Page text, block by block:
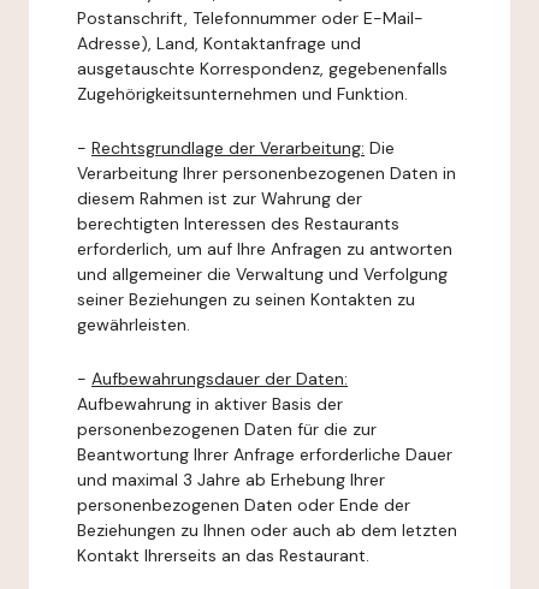
Postanschrift, Telefonnummer oder E-Mail-
Adresse), Land, Kontaktanfrage und
ausgetauschte Korrespondenz, gegebenenfalls
Zugehörigkeitsunternehmen und Funktion.
- Rechtsgrundlage der Verarbeitung: Die
Verarbeitung Ihrer personenbezogenen Daten in
diesem Rahmen ist zur Wahrung der
berechtigten Interessen des Restaurants
erforderlich, um auf Ihre Anfragen zu antworten
und allgemeiner die Verwaltung und Verfolgung
seiner Beziehungen zu seinen Kontakten zu
gewährleisten.
- Aufbewahrungsdauer der Daten:
Aufbewahrung in aktiver Basis der
personenbezogenen Daten für die zur
Beantwortung Ihrer Anfrage erforderliche Dauer
und maximal 3 Jahre ab Erhebung Ihrer
personenbezogenen Daten oder Ende der
Beziehungen zu Ihnen oder auch ab dem letzten
Kontakt Ihrerseits an das Restaurant.